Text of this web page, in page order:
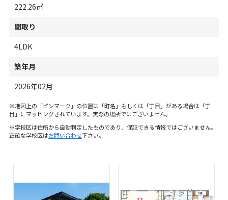
222.26㎡
間取り
4LDK
築年月
2026年02月
※地図上の「ピンマーク」の位置は「町名」もしくは「丁目」がある場合は「丁
目」にマッピングされています。実際の場所ではございません。
※学校区は住所から自動判定したものであり、保証できる情報ではございません。
正確な学校区はお問い合わせ下さい。